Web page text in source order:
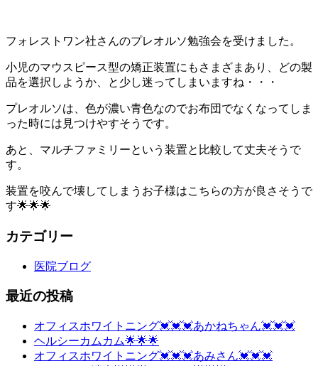
フォレストワン社さんのプレオルソ勉強会を受けました。
小児のマウスピース型の矯正装置にもさまざまあり、どの製
品を選択しようか、と少し迷ってしまいますね・・・
プレオルソは、色が濃い青色なのでお布団でなくなってしま
った時には見つけやすそうです。
あと、マルチファミリーという装置と比較して丈夫そうで
す。
装置を咬んで壊してしまうお子様はこちらの方が良さそうで
す🌟🌟🌟
カテゴリー
医院ブログ
最近の投稿
オフィスホワイトニング💓💓💓あかねちゃん💓💓💓
ヘルシーカムカム🌟🌟🌟
オフィスホワイトニング💓💓💓あみさん💓💓💓